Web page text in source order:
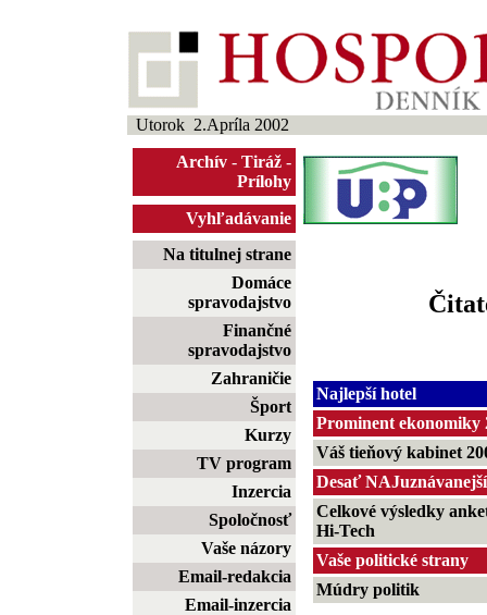
Utorok 2.Apríla 2002
Archív - Tiráž -
Prílohy
Vyhľadávanie
Na titulnej strane
Domáce
spravodajstvo
Finančné
spravodajstvo
Zahraničie
Šport
Kurzy
TV program
Inzercia
Spoločnosť
Vaše názory
Email-redakcia
Email-inzercia
Najlepší hotel
Prominent ekonomiky
Váš tieňový kabinet
Desať
Celkové výsledky
Hi-Tech
Vaše politické strany
Múdry politik